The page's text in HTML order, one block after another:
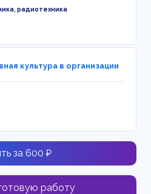
радиотехника
культура в организации
за 600 ₽
работу